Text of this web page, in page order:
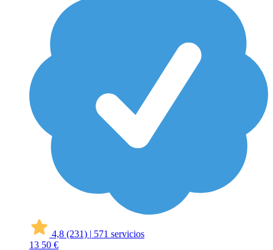
4,8 (231) | 571 servicios
13 50 €